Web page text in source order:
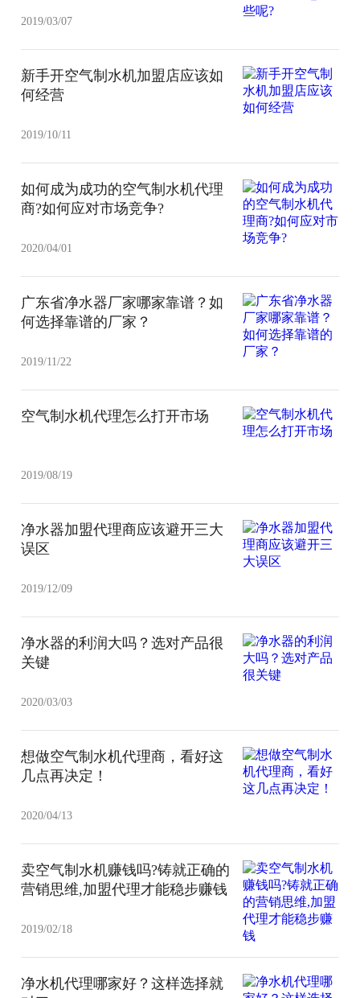
2019/03/07
新手开空气制水机加盟店应该如
何经营
2019/10/11
如何成为成功的空气制水机代理
商?如何应对市场竞争?
2020/04/01
广东省净水器厂家哪家靠谱？如
何选择靠谱的厂家？
2019/11/22
空气制水机代理怎么打开市场
2019/08/19
净水器加盟代理商应该避开三大
误区
2019/12/09
净水器的利润大吗？选对产品很
关键
2020/03/03
想做空气制水机代理商，看好这
几点再决定！
2020/04/13
卖空气制水机赚钱吗?铸就正确的
营销思维,加盟代理才能稳步赚钱
2019/02/18
净水机代理哪家好？这样选择就